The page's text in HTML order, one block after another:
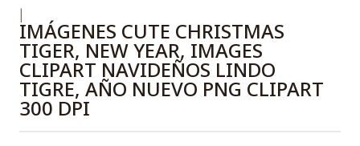
IMÁGENES CUTE CHRISTMAS
TIGER, NEW YEAR, IMAGES
CLIPART NAVIDEÑOS LINDO
TIGRE, AÑO NUEVO PNG CLIPART
300 DPI